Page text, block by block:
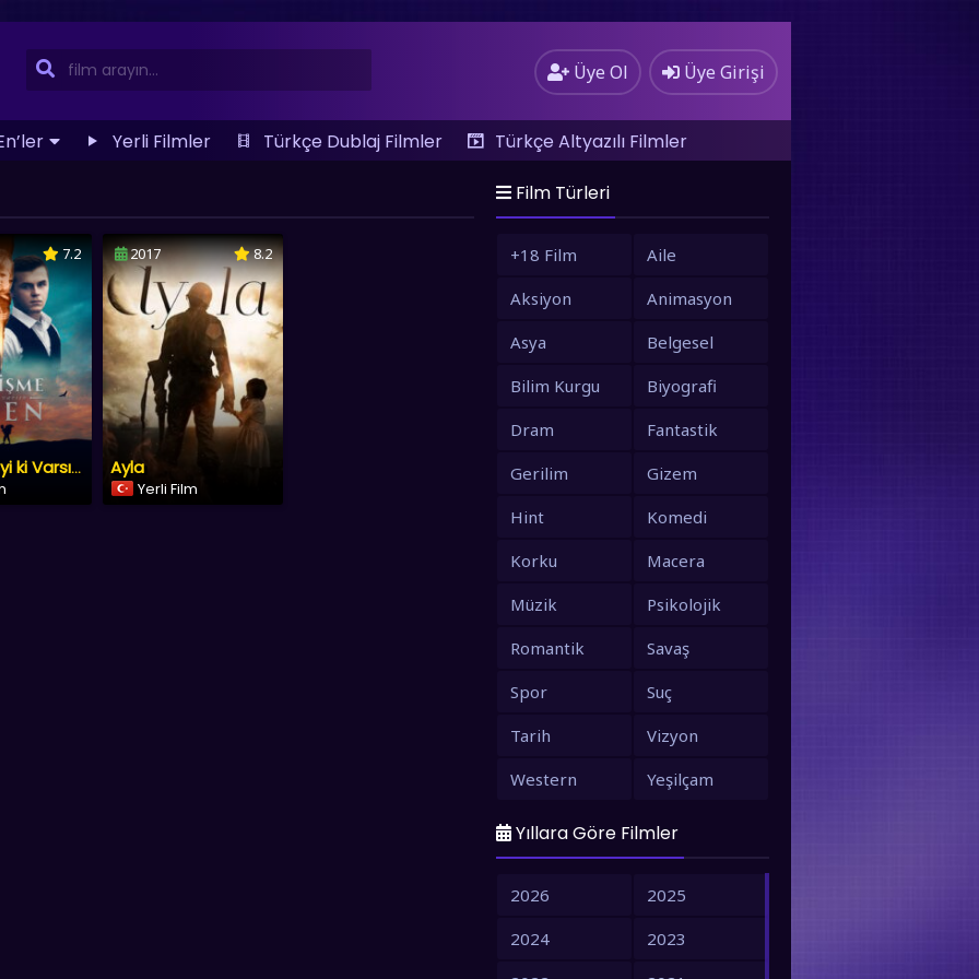
Üye Ol Üye Girişi
Yerli Filmler Türkçe Dublaj Filmler
Türkçe Altyazılı Filmler
7.2
Kesişme: İyi ki Varsın Eren
2017 8.2
Ayla
Yerli Film
Film Türleri
+18 Film
Aile
Aksiyon
Animasyon
Asya
Belgesel
Bilim Kurgu
Biyografi
Dram
Fantastik
Gerilim
Gizem
Hint
Komedi
Korku
Macera
Müzik
Psikolojik
Romantik
Savaş
Spor
Suç
Tarih
Vizyon
Western
Yeşilçam
Yıllara Göre Filmler
2026
2025
2024
2023